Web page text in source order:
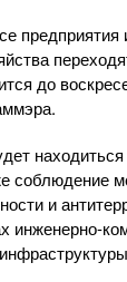
предприятия
до
соблюдение
и
инженерно-